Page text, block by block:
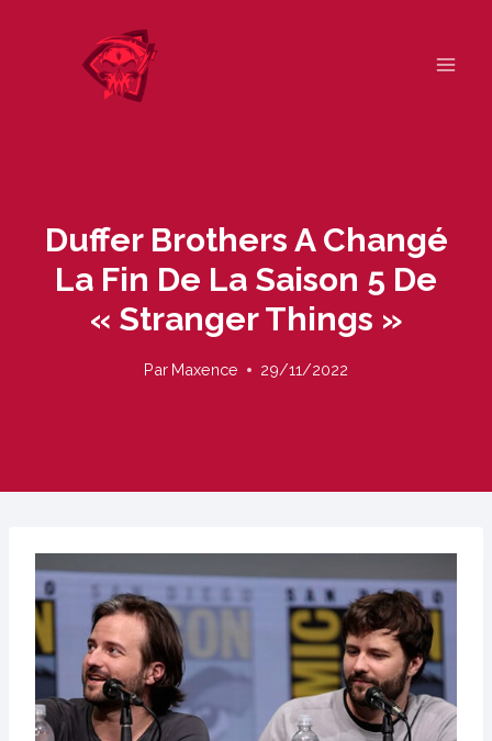
Duffer Brothers A Changé
La Fin De La Saison 5 De
« Stranger Things »
Par Maxence 29/11/2022